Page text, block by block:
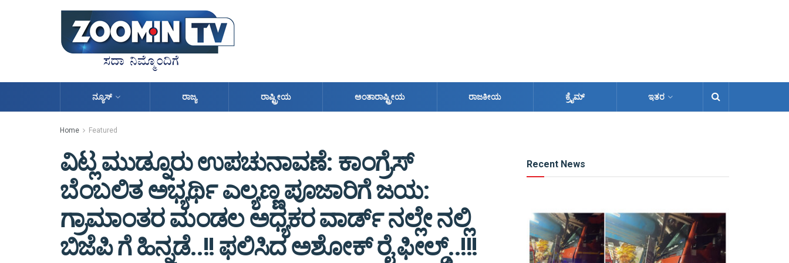
ನ್ಯೂಸ್ ರಾಜ್ಯ ರಾಷ್ಟ್ರೀಯ ಅಂತಾರಾಷ್ಟ್ರೀಯ ರಾಜಕೀಯ ಕ್ರೈಮ್ ಇತರ
Home Featured
ವಿಟ್ಲ ಮುಡ್ನೂರು ಉಪಚುನಾವಣೆ: ಕಾಂಗ್ರೆಸ್
ಬೆಂಬಲಿತ ಅಭ್ಯರ್ಥಿ ಎಲ್ಯಣ್ಣ ಪೂಜಾರಿಗೆ ಜಯ:
ಗ್ರಾಮಾಂತರ ಮಂಡಲ ಅಧ್ಯಕರ ವಾರ್ಡ್ ನಲ್ಲೇ ನಲ್ಲಿ
ಬಿಜೆಪಿ ಗೆ ಹಿನ್ನಡೆ..!! ಫಲಿಸಿದ ಅಶೋಕ್ ರೈ ಫೀಲ್ಡ್..!!!
Recent News